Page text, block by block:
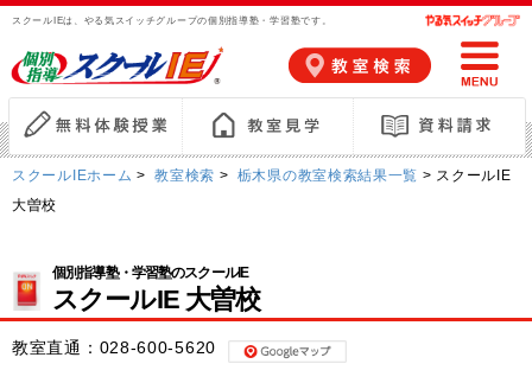
スクールIEは、やる気スイッチグループの個別指導塾・学習塾です。
スクールIEホーム > 教室検索 > 栃木県の教室検索結果一覧 > スクールIE
大曽校
個別指導塾・学習塾のスクールIE
スクールIE 大曽校
教室直通： 028-600-5620